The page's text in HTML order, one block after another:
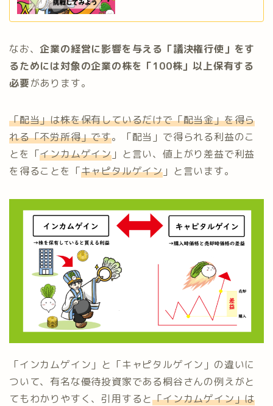
なお、 企業の経営に影響を与える「議決権行使」をす
るためには対象の企業の株を 「100株」以上保有する
必要があります。
「配当」は株を保有しているだけで「配当金」を得ら
れる「不労所得」です。「配当」で得られる利益のこ
とを「インカムゲイン 」と言い、値上がり差益で利益
を得ることを「キャピタルゲイン 」と言います。
「インカムゲイン」と「キャピタルゲイン」の違いに
ついて、有名な優待投資家である桐谷さんの例えがと
てもわかりやすく、引用すると「インカムゲイン」は